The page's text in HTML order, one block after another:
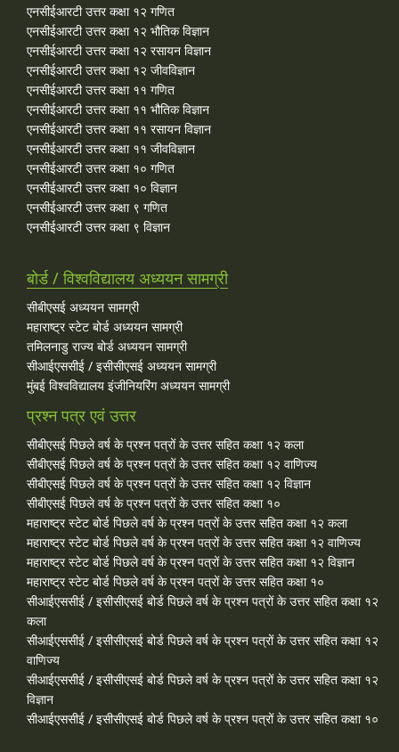
एनसीईआरटी उत्तर कक्षा १२ गणित
एनसीईआरटी उत्तर कक्षा १२ भौतिक विज्ञान
एनसीईआरटी उत्तर कक्षा १२ रसायन विज्ञान
एनसीईआरटी उत्तर कक्षा १२ जीवविज्ञान
एनसीईआरटी उत्तर कक्षा ११ गणित
एनसीईआरटी उत्तर कक्षा ११ भौतिक विज्ञान
एनसीईआरटी उत्तर कक्षा ११ रसायन विज्ञान
एनसीईआरटी उत्तर कक्षा ११ जीवविज्ञान
एनसीईआरटी उत्तर कक्षा १० गणित
एनसीईआरटी उत्तर कक्षा १० विज्ञान
एनसीईआरटी उत्तर कक्षा ९ गणित
एनसीईआरटी उत्तर कक्षा ९ विज्ञान
बोर्ड / विश्वविद्यालय अध्ययन सामग्री
सीबीएसई अध्ययन सामग्री
महाराष्ट्र स्टेट बोर्ड अध्ययन सामग्री
तमिलनाडु राज्य बोर्ड अध्ययन सामग्री
सीआईएससीई / इसीसीएसई अध्ययन सामग्री
मुंबई विश्वविद्यालय इंजीनियरिंग अध्ययन सामग्री
प्रश्न पत्र एवं उत्तर
सीबीएसई पिछले वर्ष के प्रश्न पत्रों के उत्तर सहित कक्षा १२ कला
सीबीएसई पिछले वर्ष के प्रश्न पत्रों के उत्तर सहित कक्षा १२ वाणिज्य
सीबीएसई पिछले वर्ष के प्रश्न पत्रों के उत्तर सहित कक्षा १२ विज्ञान
सीबीएसई पिछले वर्ष के प्रश्न पत्रों के उत्तर सहित कक्षा १०
महाराष्ट्र स्टेट बोर्ड पिछले वर्ष के प्रश्न पत्रों के उत्तर सहित कक्षा १२ कला
महाराष्ट्र स्टेट बोर्ड पिछले वर्ष के प्रश्न पत्रों के उत्तर सहित कक्षा १२ वाणिज्य
महाराष्ट्र स्टेट बोर्ड पिछले वर्ष के प्रश्न पत्रों के उत्तर सहित कक्षा १२ विज्ञान
महाराष्ट्र स्टेट बोर्ड पिछले वर्ष के प्रश्न पत्रों के उत्तर सहित कक्षा १०
सीआईएससीई / इसीसीएसई बोर्ड पिछले वर्ष के प्रश्न पत्रों के उत्तर सहित कक्षा १२
कला
सीआईएससीई / इसीसीएसई बोर्ड पिछले वर्ष के प्रश्न पत्रों के उत्तर सहित कक्षा १२
वाणिज्य
सीआईएससीई / इसीसीएसई बोर्ड पिछले वर्ष के प्रश्न पत्रों के उत्तर सहित कक्षा १२
विज्ञान
सीआईएससीई / इसीसीएसई बोर्ड पिछले वर्ष के प्रश्न पत्रों के उत्तर सहित कक्षा १०